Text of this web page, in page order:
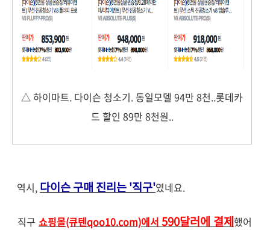
△ 하이마트. 다이슨 청소기. 동일모델 94만 8천..롯데카
드 할인 89만 8천원..
역시, 다이슨 구매 진리는'직구'였네요.
직구 쇼핑몰(큐텐qoo10.com)에서590달러에 결제했어